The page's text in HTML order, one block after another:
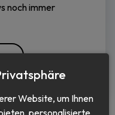
noch immer
Website, um Ihnen
personalisierte